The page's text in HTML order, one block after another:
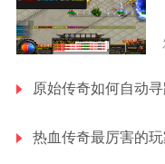
原始传奇如何自动
热血传奇最厉害的